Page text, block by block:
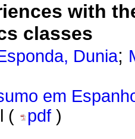
with
classes
Dunia;
em
(
pdf )